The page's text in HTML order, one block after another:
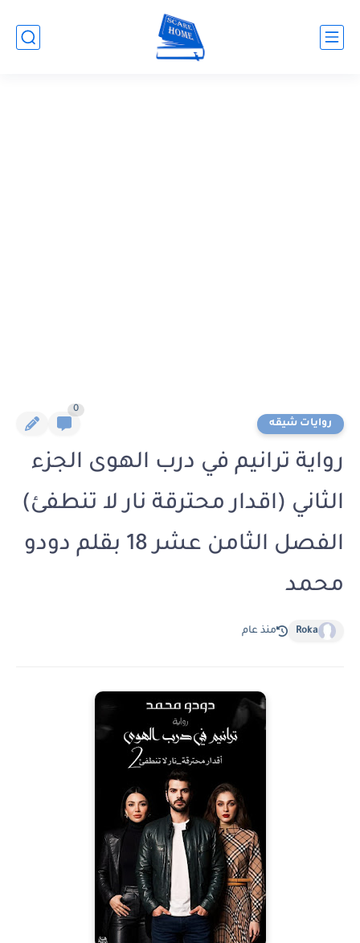
روايات شيقه
0
رواية ترانيم في درب الهوى الجزء
الثاني (اقدار محترقة نار لا تنطفئ)
الفصل الثامن عشر 18 بقلم دودو
محمد
Roka منذ عام